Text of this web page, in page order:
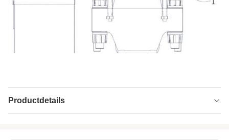
Productdetails